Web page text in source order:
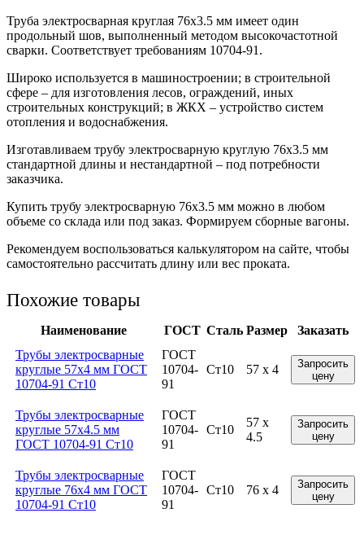
Труба электросварная круглая 76х3.5 мм имеет один
продольный шов, выполненный методом высокочастотной
сварки. Соответствует требованиям 10704-91.
Широко используется в машиностроении; в строительной
сфере – для изготовления лесов, ограждений, иных
строительных конструкций; в ЖКХ – устройство систем
отопления и водоснабжения.
Изготавливаем трубу электросварную круглую 76х3.5 мм
стандартной длины и нестандартной – под потребности
заказчика.
Купить трубу электросварную 76х3.5 мм можно в любом
объеме со склада или под заказ. Формируем сборные вагоны.
Рекомендуем воспользоваться калькулятором на сайте, чтобы
самостоятельно рассчитать длину или вес проката.
Похожие товары
Наименование ГОСТ Сталь Размер
Заказать
Трубы электросварные
круглые 57x4 мм ГОСТ
10704-91 Ст10
ГОСТ
10704-
91
Ст10 57 x 4
Запросить
цену
Трубы электросварные
круглые 57x4.5 мм
ГОСТ 10704-91 Ст10
ГОСТ
10704-
91
Ст10
57 x
4.5
Запросить
цену
Трубы электросварные
круглые 76x4 мм ГОСТ
10704-91 Ст10
ГОСТ
10704-
91
Ст10 76 x 4
Запросить
цену